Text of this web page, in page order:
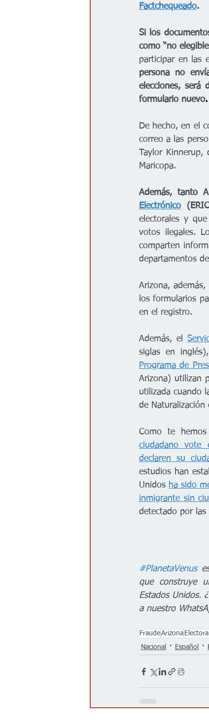
Factchequeado.
Si los
como “no
participar en las
persona no
elecciones,
formulario nuevo.
De hecho, en el
correo a las
Taylor Kinnerup,
Maricopa.
Además, tanto
Electrónico
electorales y
votos ilegales.
comparten
departamentos
Arizona,
los formularios
en el registro.
Además, el
siglas en
Programa de
Arizona) utilizan
utilizada cuando
de
Como te
ciudadano vote
declaren su
estudios han
Unidos ha sido
inmigrante sin
detectado por las
#PlanetaVenus es
que construye
Estados Unidos.
a nuestro
FraudeArizona Electoral
Nacional
Español